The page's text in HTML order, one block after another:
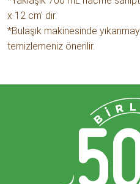
x 12 cm' dir.
*Bulaşık makinesinde
temizlemeniz önerilir.